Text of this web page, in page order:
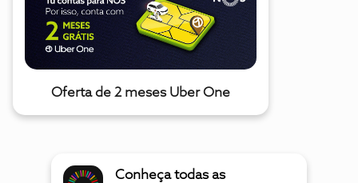
Oferta de 2 meses Uber One
Conheça todas as